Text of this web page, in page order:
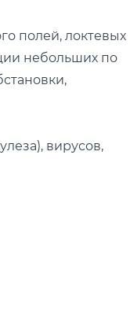
полей, локтевых
небольших по
вирусов,